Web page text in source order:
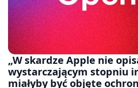
„W skardze Apple nie
wystarczającym stopniu
miałyby być objęte